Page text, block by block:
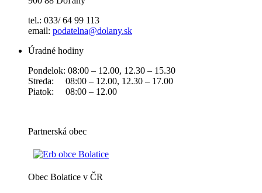
tel.: 033/ 64 99 113
email: podatelna@dolany.sk
Úradné hodiny
Pondelok: 08:00 – 12.00, 12.30 – 15.30
Streda: 08:00 – 12.00, 12.30 – 17.00
Piatok: 08:00 – 12.00
Partnerská obec
Obec Bolatice v ČR